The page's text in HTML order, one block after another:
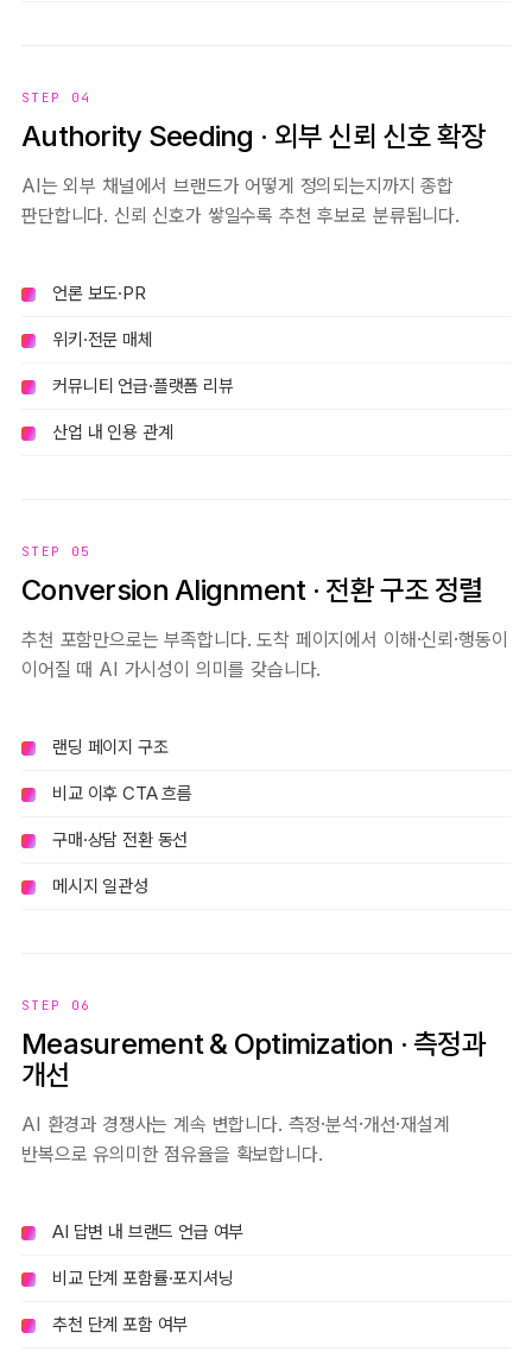
STEP 04
Authority Seeding · 외부 신뢰 신호 확장
AI는 외부 채널에서 브랜드가 어떻게 정의되는지까지 종합
판단합니다. 신뢰 신호가 쌓일수록 추천 후보로 분류됩니다.
언론 보도·PR
위키·전문 매체
커뮤니티 언급·플랫폼 리뷰
산업 내 인용 관계
STEP 05
Conversion Alignment · 전환 구조 정렬
추천 포함만으로는 부족합니다. 도착 페이지에서 이해·신뢰·행동이
이어질 때 AI 가시성이 의미를 갖습니다.
랜딩 페이지 구조
비교 이후 CTA 흐름
구매·상담 전환 동선
메시지 일관성
STEP 06
Measurement & Optimization · 측정과
개선
AI 환경과 경쟁사는 계속 변합니다. 측정·분석·개선·재설계
반복으로 유의미한 점유율을 확보합니다.
AI 답변 내 브랜드 언급 여부
비교 단계 포함률·포지셔닝
추천 단계 포함 여부